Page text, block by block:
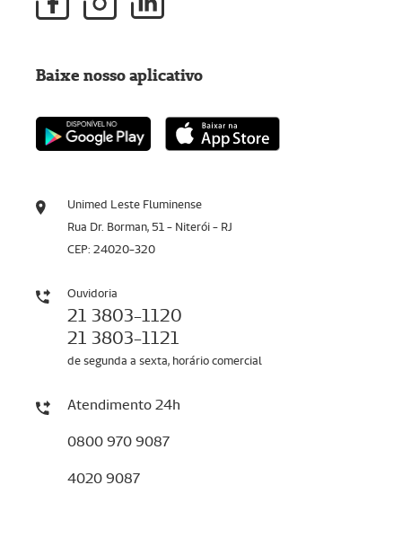
Unimed Leste Fluminense
Rua Dr. Borman, 51 - Niterói - RJ
CEP: 24020-320
Ouvidoria
21 3803-1120
21 3803-1121
de segunda a sexta, horário comercial
Atendimento 24h
0800 970 9087
4020 9087
Baixe nosso aplicativo